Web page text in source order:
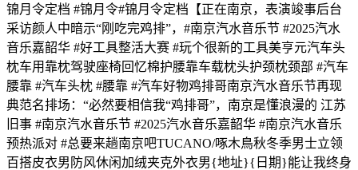
锦月令定档 #锦月令#锦月令定档【正在南京，表演竣事后台
采访颜人中暗示“刚吃完鸡排”，#南京汽水音乐节 #2025汽水
音乐嘉韶华 #好工具整活大赛 #玩个很新的工具美亨元汽车头
枕车用靠枕驾驶座椅回忆棉护腰靠车载枕头护颈枕颈部 #汽车
腰靠 #汽车头枕 #腰靠 #汽车好物鸡排哥南京汽水音乐节再现
典范名排场：“必然要相信我“鸡排哥”，南京是懂浪漫的 江苏
旧事 #南京汽水音乐节 #2025汽水音乐嘉韶华 #南京汽水音乐
预热派对 #总要来趟南京吧TUCANO/啄木鳥秋冬季男士立领
百搭皮衣男防风休闲加绒夹克外衣男{地址}{日期}能让我终身